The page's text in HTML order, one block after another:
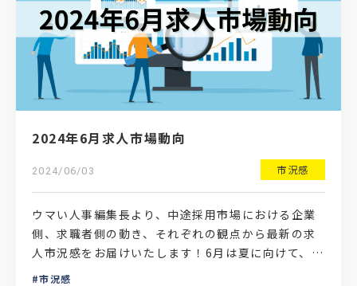
2024年6月求人市場動向
2024/06/03 市況感
ウマい人事編集長より、中途採用市場における企業
側、求職者側の動き、それぞれの観点から最新の求
人市況感をお届けいたします！6月は夏に向けて、企
業・求職者の活動が本格化厚生労働省が令和6年4月
市況感